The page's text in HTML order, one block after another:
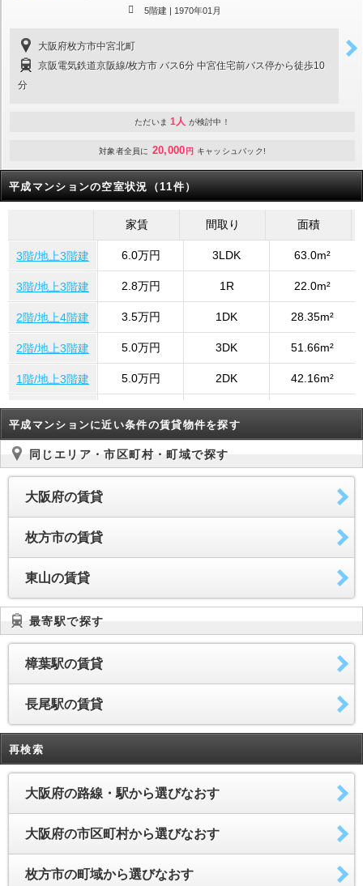
5階建 | 1970年01月
大阪府枚方市中宮北町
京阪電気鉄道京阪線/枚方市 バス6分 中宮住宅前バス停から徒歩10
分
ただいま 1人 が検討中！
対象者全員に 20,000 円 キャッシュバック!
平成マンションの空室状況（11件）
家賃 間取り 面積
3階/地上3階建 6.0万円 3LDK 63.0m²
3階/地上3階建 2.8万円 1R 22.0m²
2階/地上4階建 3.5万円 1DK 28.35m²
2階/地上3階建 5.0万円 3DK 51.66m²
1階/地上3階建 5.0万円 2DK 42.16m²
1階/地上2階建 3.8万円 1R 19.87m²
302号室 5.0万円 2LDK 68.78m²
2階/地上4階建 3.5万円 1DK 28.35m²
301号室
3階/地上3階建
平成マンションに近い条件の賃貸物件を探す
同じエリア・市区町村・町域で探す
大阪府の賃貸
枚方市の賃貸
東山の賃貸
最寄駅で探す
樟葉駅の賃貸
長尾駅の賃貸
再検索
大阪府の路線・駅から選びなおす
大阪府の市区町村から選びなおす
枚方市の町域から選びなおす